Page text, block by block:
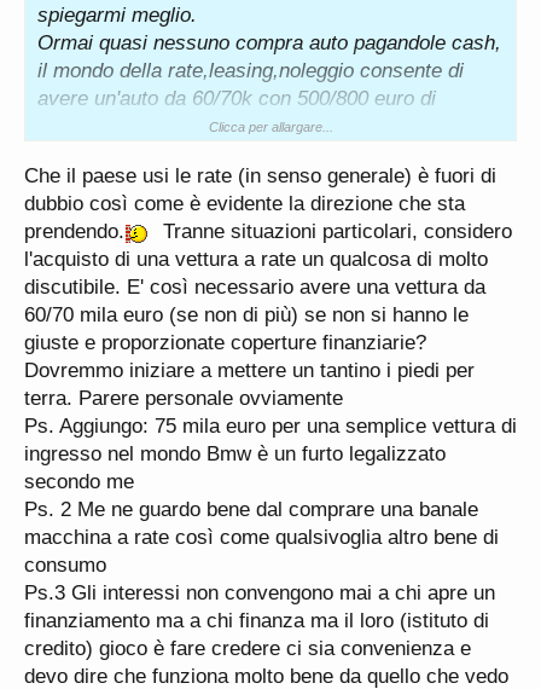
spiegarmi meglio.
Ormai quasi nessuno compra auto pagandole cash,
il mondo della rate,leasing,noleggio consente di
avere un'auto da 60/70k con 500/800 euro di
canone rendendo il tutto sostenibile, personalmente
dentro un renegade.
Credo che oggi sia più sensato vedere quanto
siano convenienti o meno gli interessi applicati
dalle case.
Discorso a parte è capire se il mezzo in questione
valga o meno quei soldi, ma secondo me neanche
un 500 vale 28k
opinione personale
Clicca per allargare...
Che il paese usi le rate (in senso generale) è fuori di
dubbio così come è evidente la direzione che sta
prendendo.
Tranne situazioni particolari, considero
l'acquisto di una vettura a rate un qualcosa di molto
discutibile. E' così necessario avere una vettura da
60/70 mila euro (se non di più) se non si hanno le
giuste e proporzionate coperture finanziarie?
Dovremmo iniziare a mettere un tantino i piedi per
terra. Parere personale ovviamente
Ps. Aggiungo: 75 mila euro per una semplice vettura di
ingresso nel mondo Bmw è un furto legalizzato
secondo me
Ps. 2 Me ne guardo bene dal comprare una banale
macchina a rate così come qualsivoglia altro bene di
consumo
Ps.3 Gli interessi non convengono mai a chi apre un
finanziamento ma a chi finanza ma il loro (istituto di
credito) gioco è fare credere ci sia convenienza e
devo dire che funziona molto bene da quello che vedo